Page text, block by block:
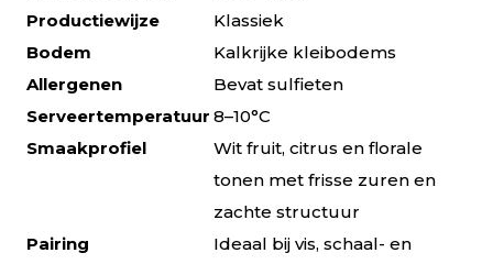
Productiewijze
Klassiek
Bodem
Kalkrijke kleibodems
Allergenen
Bevat sulfieten
Serveertemperatuur 8–10°C
Smaakprofiel
Wit fruit, citrus en florale
tonen met frisse zuren en
zachte structuur
Pairing
Ideaal bij vis, schaal- en